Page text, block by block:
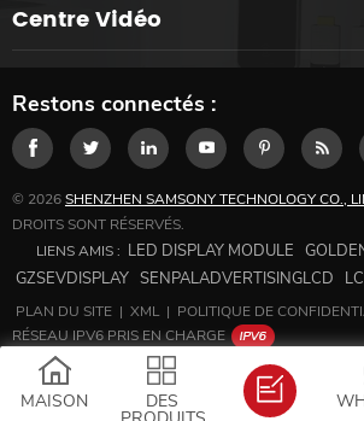
Centre Vidéo
Restons connectés :
© 2026SHENZHEN SAMSONY TECHNOLOGY CO.,
DROITS SONT RÉSERVÉS.
LIENS AMIS : LED DISPLAY MODULE
GZSEVDISPLAY SENPALADVERTISINGLCD
PLAN DU SITE | XML | POLITIQUE DE
RÉSEAU IPV6 PRIS EN CHARGE
MAISON DES